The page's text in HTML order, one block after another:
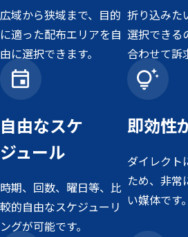
広域から狭域まで、目的
に適った配布エリアを自
由に選択できます。
折り込みた
選択できる
合わせて訴
自由なスケ
ジュール
時期、回数、曜日等、比
較的自由なスケジューリ
ングが可能です。
即効性
ダイレクト
ため、非常
い媒体です。